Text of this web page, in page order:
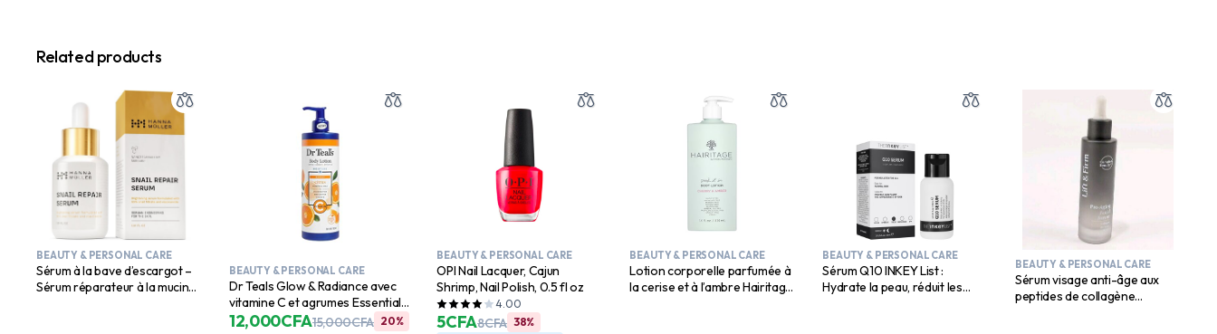
Related products
BEAUTY & PERSONAL CARE
Sérum à la bave d’escargot –
Sérum réparateur à la mucine
BEAUTY & PERSONAL CARE
Dr Teals Glow & Radiance avec
vitamine C et agrumes Essential
Oils Body Lotion 530ml
15,000CFA
12,000CFA 20%
BEAUTY & PERSONAL CARE
OPI Nail Lacquer, Cajun
Shrimp, Nail Polish, 0.5 fl oz
4.00
8CFA
5CFA
38%
BEAUTY & PERSONAL CARE
Lotion corporelle parfumée à
la cerise et à l’ambre Hairitage
BEAUTY & PERSONAL CARE
Sérum Q10 INKEY List :
Hydrate la peau, réduit les
BEAUTY & PERSONAL CARE
Sérum visage anti-âge aux
peptides de collagène